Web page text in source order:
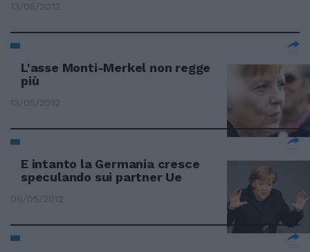
13/05/2012
L'asse Monti-Merkel non regge
più
13/05/2012
E intanto la Germania cresce
speculando sui partner Ue
06/05/2012